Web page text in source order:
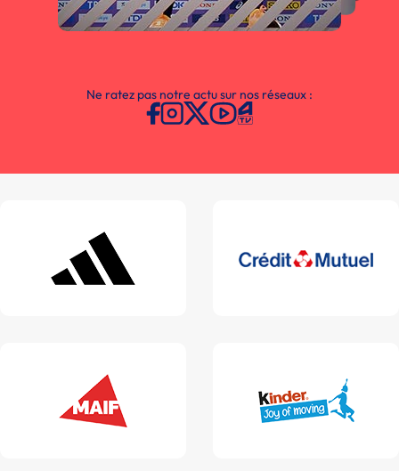
Ne ratez pas notre actu sur nos réseaux :